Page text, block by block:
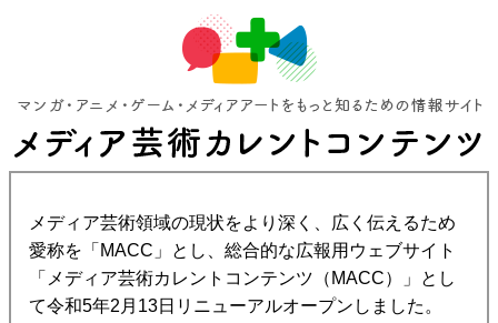
メディア芸術領域の現状をより深く、広く伝えるため
愛称を「MACC」とし、総合的な広報用ウェブサイト
「メディア芸術カレントコンテンツ（MACC）」とし
て令和5年2月13日リニューアルオープンしました。